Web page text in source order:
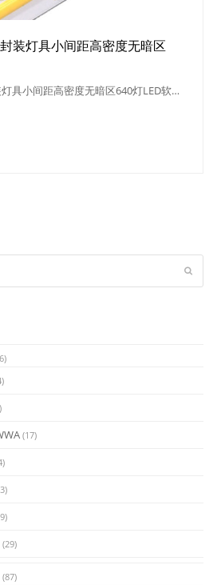
装灯具小间距高密度无暗区
具小间距高密度无暗区640灯LED软…
Submit
(17)
(29)
(87)